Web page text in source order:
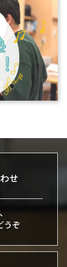
せ
うぞ